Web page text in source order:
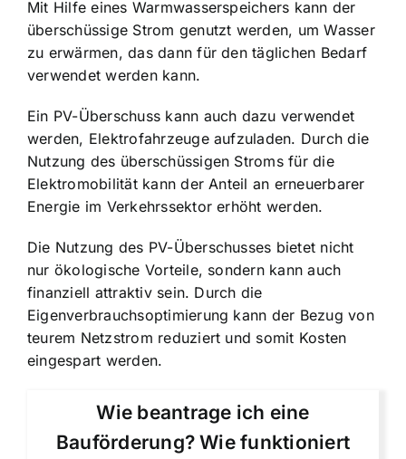
Mit Hilfe eines Warmwasserspeichers kann der
überschüssige Strom genutzt werden, um Wasser
zu erwärmen, das dann für den täglichen Bedarf
verwendet werden kann.
Ein PV-Überschuss kann auch dazu verwendet
werden, Elektrofahrzeuge aufzuladen. Durch die
Nutzung des überschüssigen Stroms für die
Elektromobilität kann der Anteil an erneuerbarer
Energie im Verkehrssektor erhöht werden.
Die Nutzung des PV-Überschusses bietet nicht
nur ökologische Vorteile, sondern kann auch
finanziell attraktiv sein. Durch die
Eigenverbrauchsoptimierung kann der Bezug von
teurem Netzstrom reduziert und somit Kosten
eingespart werden.
Wie beantrage ich eine
Bauförderung? Wie funktioniert